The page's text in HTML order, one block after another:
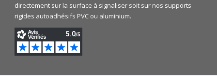
directement sur la surface à signaliser soit sur nos supports
rigides autoadhésifs PVC ou aluminium.